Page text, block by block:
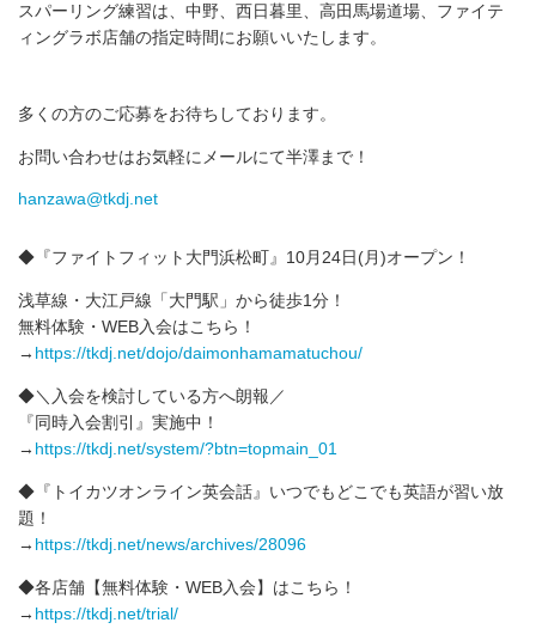
スパーリング練習は、中野、西日暮里、高田馬場道場、ファイテ
ィングラボ店舗の指定時間にお願いいたします。
多くの方のご応募をお待ちしております。
お問い合わせはお気軽にメールにて半澤まで！
hanzawa@tkdj.net
◆『ファイトフィット大門浜松町』10月24日(月)オープン！
浅草線・大江戸線「大門駅」から徒歩1分！
無料体験・WEB入会はこちら！
→ https://tkdj.net/dojo/daimonhamamatuchou/
◆＼入会を検討している方へ朗報／
『同時入会割引』実施中！
→ https://tkdj.net/system/?btn=topmain_01
◆『トイカツオンライン英会話』いつでもどこでも英語が習い放
題！
→ https://tkdj.net/news/archives/28096
◆各店舗【無料体験・WEB入会】はこちら！
→ https://tkdj.net/trial/